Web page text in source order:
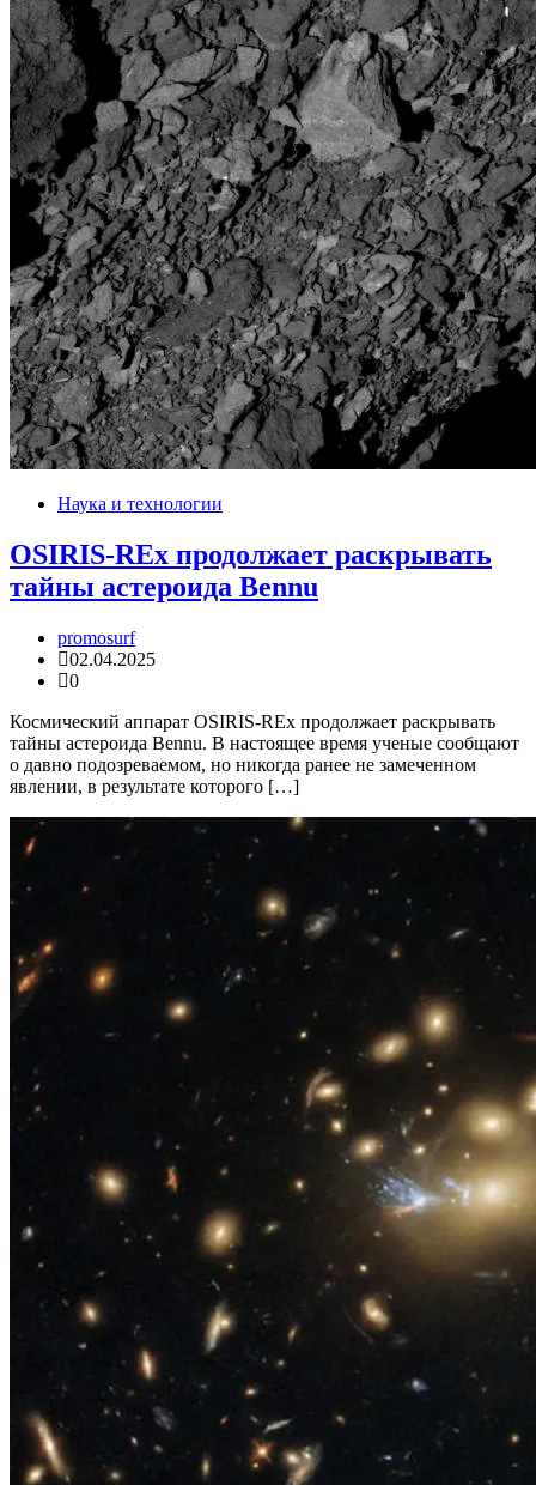
Наука и технологии
OSIRIS-REx продолжает раскрывать
тайны астероида Bennu
promosurf
02.04.2025
0
Космический аппарат OSIRIS-REx продолжает раскрывать
тайны астероида Bennu. В настоящее время ученые сообщают
о давно подозреваемом, но никогда ранее не замеченном
явлении, в результате которого […]